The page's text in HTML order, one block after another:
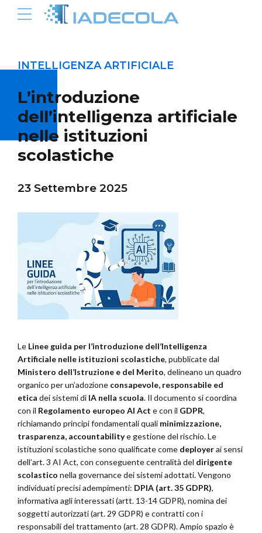
INTELLIGENZA ARTIFICIALE
L’introduzione
dell’intelligenza artificiale
nelle istituzioni
scolastiche
23 Settembre 2025
Le Linee guida per l’introduzione dell’Intelligenza
Artificiale nelle istituzioni scolastiche, pubblicate dal
Ministero dell’Istruzione e del Merito, delineano un quadro
organico per un’adozione consapevole, responsabile ed
etica dei sistemi di IA nella scuola. Il documento si coordina
con il Regolamento europeo AI Act e con il GDPR,
richiamando principi fondamentali quali minimizzazione,
trasparenza, accountabilitye gestione del rischio. Le
istituzioni scolastiche sono qualificate come deployerai sensi
dell’art. 3 AI Act, con conseguente centralità del dirigente
scolastico nella governance dei sistemi adottati. Vengono
individuati precisi adempimenti: DPIA (art. 35 GDPR),
informativa agli interessati (artt. 13-14 GDPR), nomina dei
soggetti autorizzati (art. 29 GDPR) e contratti con i
responsabili del trattamento (art. 28 GDPR). Ampio spazio è